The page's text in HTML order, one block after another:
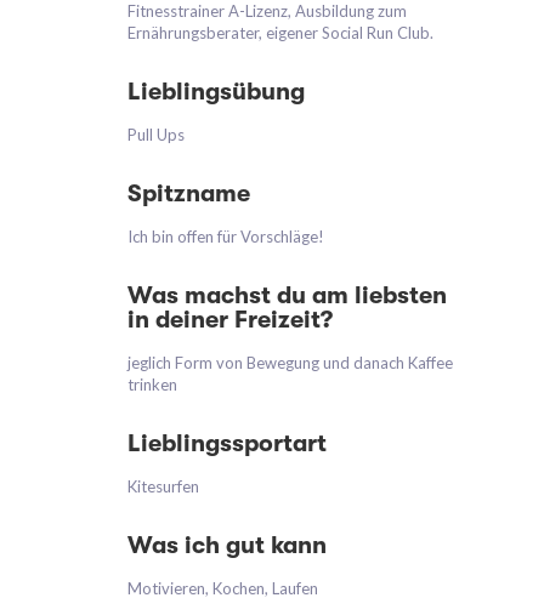
Fitnesstrainer A-Lizenz, Ausbildung zum
Ernährungsberater, eigener Social Run Club.
Lieblingsübung
Pull Ups
Spitzname
Ich bin offen für Vorschläge!
Was machst du am liebsten
in deiner Freizeit?
jeglich Form von Bewegung und danach Kaffee
trinken
Lieblingssportart
Kitesurfen
Was ich gut kann
Motivieren, Kochen, Laufen